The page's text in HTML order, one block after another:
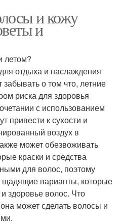
и кожу
и
летом?
отдыха и наслаждения
о том что, летние
риска для здоровья
с использованием
привести к сухости и
воздух в
может обезвоживать
краски и средства
для волос, поэтому
щадящие варианты, которые
здоровье волос. Что
может сделать волосы и